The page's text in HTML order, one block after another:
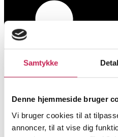
Samtykke
Denne hjemmeside bruger
Vi bruger cookies til at
annoncer, til at vise dig